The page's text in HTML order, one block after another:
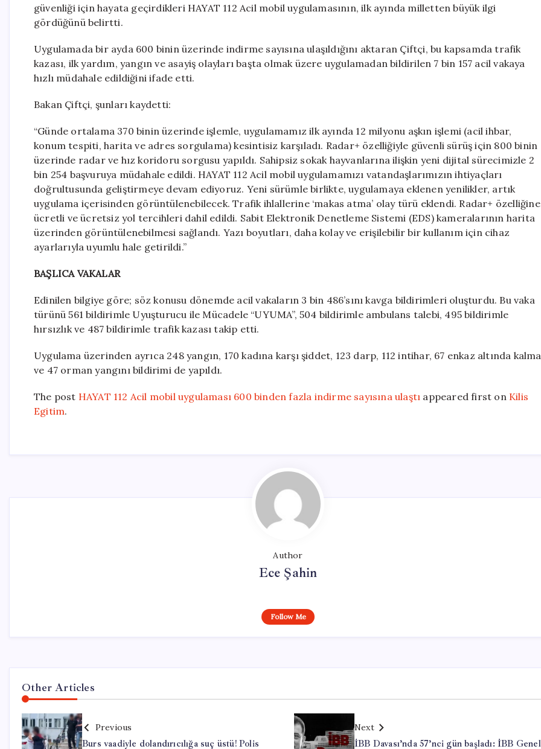
600
binden
sayısına
ulaştı
güvenliği için hayata geçirdikleri HAYAT 112 Acil mobil uygulamasının, ilk ayında milletten büyük ilgi
gördüğünü belirtti.
Uygulamada bir ayda 600 binin üzerinde indirme sayısına ulaşıldığını aktaran Çiftçi, bu kapsamda trafik
kazası, ilk yardım, yangın ve asayiş olayları başta olmak üzere uygulamadan bildirilen 7 bin 157 acil vakaya
hızlı müdahale edildiğini ifade etti.
Bakan Çiftçi, şunları kaydetti:
“Günde ortalama 370 binin üzerinde işlemle, uygulamamız ilk ayında 12 milyonu aşkın işlemi (acil ihbar,
konum tespiti, harita ve adres sorgulama) kesintisiz karşıladı. Radar+ özelliğiyle güvenli sürüş için 800 binin
üzerinde radar ve hız koridoru sorgusu yapıldı. Sahipsiz sokak hayvanlarına ilişkin yeni dijital sürecimizle 2
bin 254 başvuruya müdahale edildi. HAYAT 112 Acil mobil uygulamamızı vatandaşlarımızın ihtiyaçları
doğrultusunda geliştirmeye devam ediyoruz. Yeni sürümle birlikte, uygulamaya eklenen yenilikler, artık
uygulama içerisinden görüntülenebilecek. Trafik ihlallerine ‘makas atma’ olay türü eklendi. Radar+ özelliğine
ücretli ve ücretsiz yol tercihleri dahil edildi. Sabit Elektronik Denetleme Sistemi (EDS) kameralarının harita
üzerinden görüntülenebilmesi sağlandı. Yazı boyutları, daha kolay ve erişilebilir bir kullanım için cihaz
ayarlarıyla uyumlu hale getirildi.”
BAŞLICA VAKALAR
Edinilen bilgiye göre; söz konusu dönemde acil vakaların 3 bin 486’sını kavga bildirimleri oluşturdu. Bu vaka
türünü 561 bildirimle Uyuşturucu ile Mücadele “UYUMA”, 504 bildirimle ambulans talebi, 495 bildirimle
hırsızlık ve 487 bildirimle trafik kazası takip etti.
Uygulama üzerinden ayrıca 248 yangın, 170 kadına karşı şiddet, 123 darp, 112 intihar, 67 enkaz altında kalma
ve 47 orman yangını bildirimi de yapıldı.
The post HAYAT 112 Acil mobil uygulaması 600 binden fazla indirme sayısına ulaştı appeared first on Kilis
Egitim.
Author
Ece Şahin
Follow Me
Other Articles
Previous
Burs vaadiyle dolandırıcılığa suç üstü! Polis
Next
İBB Davası’nda 57’nci gün başladı: İBB Genel